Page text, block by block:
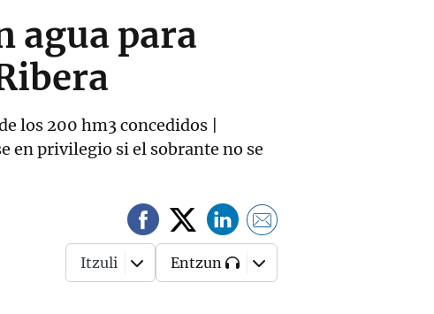
agua para
los 200 hm3 concedidos |
en privilegio si el sobrante no se
Itzuli Entzun